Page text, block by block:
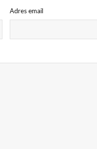
Adres email